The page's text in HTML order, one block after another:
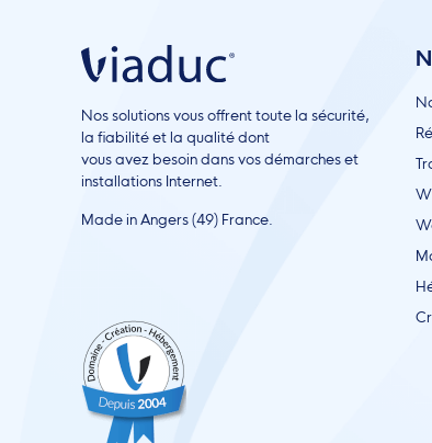
Nos solutions vous offrent toute la sécurité,
la fiabilité et la qualité dont
vous avez besoin dans vos démarches et
installations Internet.
Made in Angers (49) France.